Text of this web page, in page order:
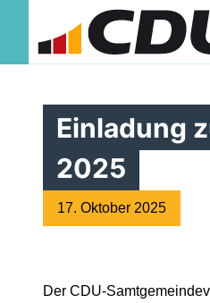
Einladung
2025
17. Oktober 2025
Der CDU-